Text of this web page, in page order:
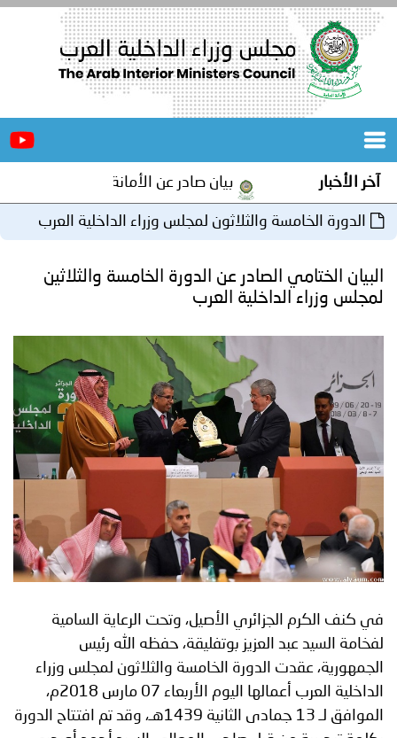
الرئيسية
المجلس
مؤتمرات
إنجازات
توعوية
الخدمات
الإلكترونية
صور
أصداء
الأمانة
إعلانات
من
بنا
آخر الأخبار بيان صادر عن الأمانة العامة لمجلس وزراء
الدورة الخامسة والثلاثون لمجلس وزراء الداخلية العرب
البيان الختامي الصادر عن الدورة الخامسة والثلاثين
لمجلس وزراء الداخلية العرب
في كنف الكرم الجزائري الأصيل، وتحت الرعاية السامية
لفخامة السيد عبد العزيز بوتفليقة، حفظه الله رئيس
الجمهورية، عقدت الدورة الخامسة والثلاثون لمجلس وزراء
الداخلية العرب أعمالها اليوم الأربعاء 07 مارس 2018م،
الموافق لـ 13 جمادى الثانية 1439هـ، وقد تم افتتاح الدورة